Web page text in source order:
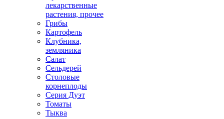
лекарственные
растения, прочее
Грибы
Картофель
Клубника,
земляника
Салат
Сельдерей
Столовые
корнеплоды
Серия Дуэт
Томаты
Тыква